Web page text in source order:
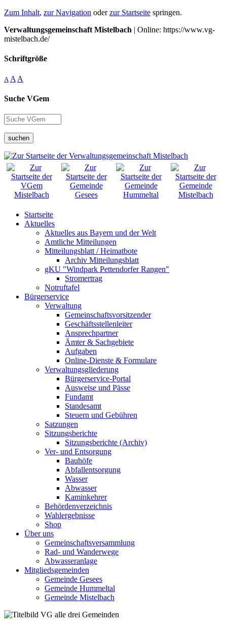
Zum Inhalt, zur Navigation oderzur Startseite springen.
Verwaltungsgemeinschaft Mistelbach | Online: https://www.vg-
mistelbach.de/
Schriftgröße
A A A
Suche VGem
suchen
Startseite
Aktuelles
Aktuelles aus Bayern und der Welt
Amtliche Mitteilungen
Mitteilungsblatt / Heimatbote
Archiv Mitteilungsblatt
gKU "Windpark Pettendorfer Rangen"
Stromertrag
Notruftafel
Bürgerservice
Verwaltung
Gemeinschaftsvorsitzender
Geschäftsstellenleiter
Ansprechpartner
Ämter & Sachgebiete
Aufgaben
Online-Dienste & Formulare
Verwaltungsgliederung
Bürgerservice-Portal
Ausweise und Pässe
Fundamt
Standesamt
Steuern und Gebühren
Satzungen
Sitzungsberichte
Sitzungsberichte (Archiv)
Ver- und Entsorgung
Bauhöfe
Abfallentsorgung
Wasser
Abwasser
Kaminkehrer
Behördenverzeichnis
Wahlergebnisse
Shop
Über uns
Gemeinschaftsversammlung
Rad- und Wanderwege
Abwasseranlage
Mitgliedsgemeinden
Gemeinde Gesees
Gemeinde Hummeltal
Gemeinde Mistelbach